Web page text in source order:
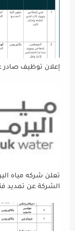
إعلان توظيف صادر عن
تعلن شركه مياه
الشركة عن تمديد
إتاحة الفرصة